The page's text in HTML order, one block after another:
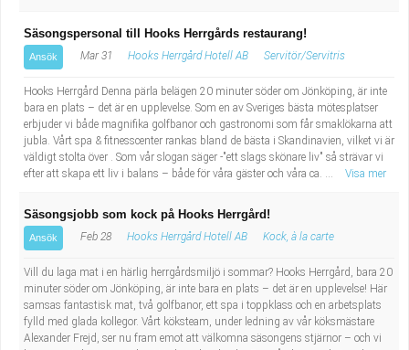
Säsongspersonal till Hooks Herrgårds restaurang!
Ansök Mar 31 Hooks Herrgård Hotell AB Servitör/Servitris
Hooks Herrgård Denna pärla belägen 20 minuter söder om Jönköping, är inte
bara en plats – det är en upplevelse. Som en av Sveriges bästa mötesplatser
erbjuder vi både magnifika golfbanor och gastronomi som får smaklökarna att
jubla. Vårt spa & fitnesscenter rankas bland de bästa i Skandinavien, vilket vi är
väldigt stolta över . Som vår slogan säger -"ett slags skönare liv" så strävar vi
efter att skapa ett liv i balans – både för våra gäster och våra ca. ...
Visa mer
Säsongsjobb som kock på Hooks Herrgård!
Ansök Feb 28 Hooks Herrgård Hotell AB Kock, à la carte
Vill du laga mat i en härlig herrgårdsmiljö i sommar? Hooks Herrgård, bara 20
minuter söder om Jönköping, är inte bara en plats – det är en upplevelse! Här
samsas fantastisk mat, två golfbanor, ett spa i toppklass och en arbetsplats
fylld med glada kollegor. Vårt köksteam, under ledning av vår köksmästare
Alexander Frejd, ser nu fram emot att välkomna säsongens stjärnor – och vi